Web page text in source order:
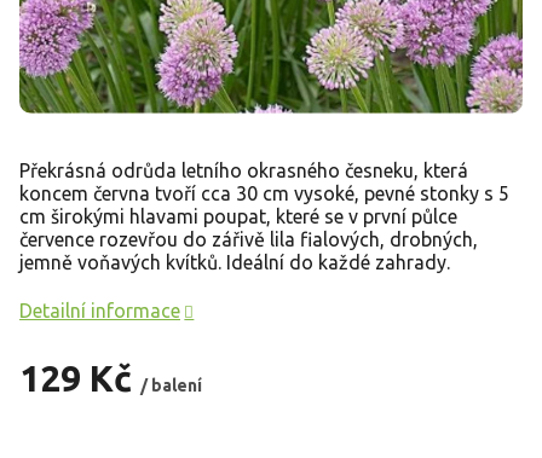
129 Kč / balení
Překrásná odrůda letního okrasného česneku , která
koncem června tvoří cca 30 cm vysoké, pevné stonky s 5
cm širokými hlavami poupat, které se v první půlce
července rozevřou do zářivě lila fialových, drobných,
jemně voňavých kvítků. Ideální do každé zahrady.
Detailní informace